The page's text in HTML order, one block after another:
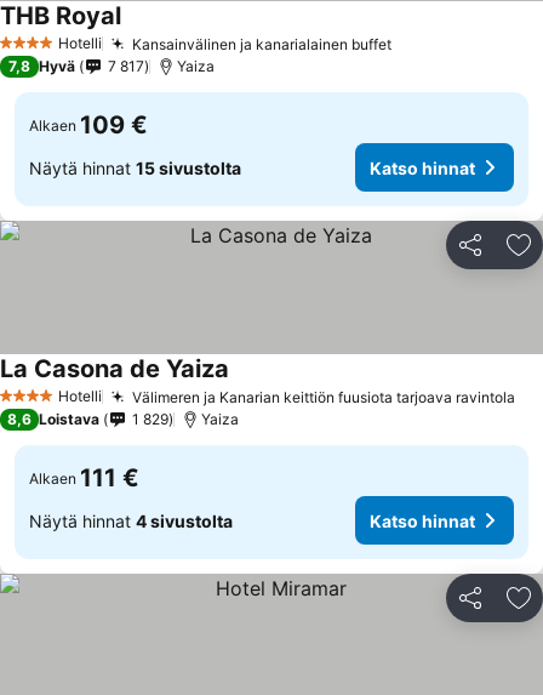
4 Tähtiluokitus
Hotelli Kansainvälinen ja kanarialainen buffetKatso hinnat
THB RoyalKatso hinnat
7,8 Hyvä 7 817 Yaiza
Alkaen 109 €
Näytä hinnat 15 sivustolta Katso hinnat
Jaa
4 Tähtiluokitus
Hotelli Välimeren ja Kanarian keittiön fuusiota tarjoava ravintola
La Casona de Yaiza
8,6 Loistava 1 829 Yaiza
Alkaen 111 €
Näytä hinnat 4 sivustolta Katso hinnat
Jaa